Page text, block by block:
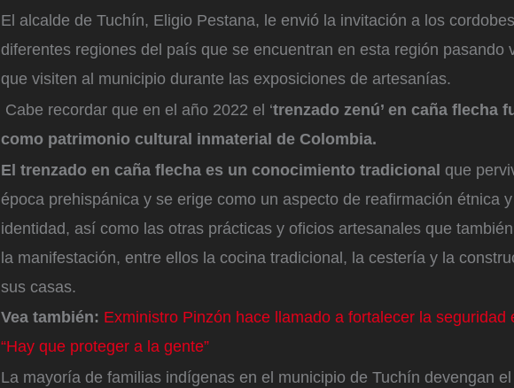
El alcalde de Tuchín, Eligio Pestana, le envió la invitación a los
diferentes regiones del país que se encuentran en esta región pasando
que visiten al municipio durante las exposiciones de artesanías.
Cabe recordar que en el año 2022 el ‘trenzado zenú’ en caña flecha
como patrimonio cultural inmaterial de Colombia.
El trenzado en caña flecha es un conocimiento tradicional que
época prehispánica y se erige como un aspecto de reafirmación étnica
identidad, así como las otras prácticas y oficios artesanales que
la manifestación, entre ellos la cocina tradicional, la cestería y la
sus casas.
Vea también: Exministro Pinzón hace llamado a fortalecer la seguridad
“Hay que proteger a la gente”
La mayoría de familias indígenas en el municipio de Tuchín devengan